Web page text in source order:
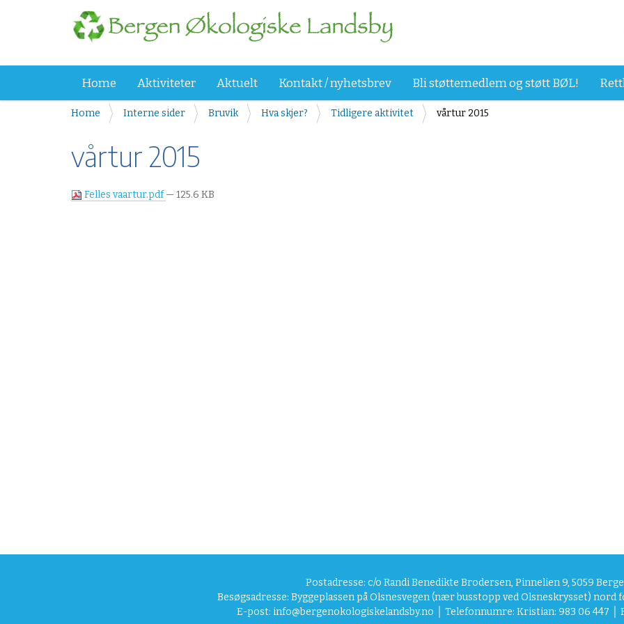
Home Aktiviteter Aktuelt Kontakt / nyhetsbrev Bli støttemedlem og støtt BØL!
Y
a
h
Home Interne sider Bruvik Hva skjer? Tidligere aktivitet vårtur 2015
vårtur 2015
Felles vaartur.pdf— 125.6 KB
Postadresse: c/o Randi Benedikte Brodersen, Pinnelien 9, 5059
Besøgsadresse: Byggeplassen på Olsnesvegen (nær busstopp ved Olsneskrysset) nord
E-post: info@bergenokologiskelandsby.no │ Telefonnumre: Kristian: 983 06 447 │